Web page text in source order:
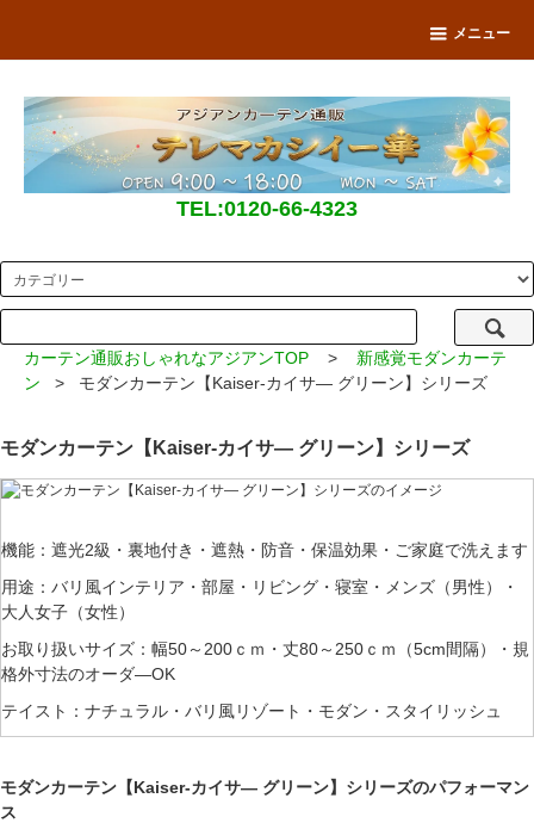
メニュー
TEL:0120-66-4323
カーテン通販おしゃれなアジアンTOP > 新感覚モダンカーテ
ン > モダンカーテン【Kaiser-カイサ― グリーン】シリーズ
モダンカーテン【Kaiser-カイサ― グリーン】シリーズ
機能：遮光2級・裏地付き・遮熱・防音・保温効果・ご家庭で洗えます
用途：バリ風インテリア・部屋・リビング・寝室・メンズ（男性）・
大人女子（女性）
お取り扱いサイズ：幅50～200ｃｍ・丈80～250ｃｍ（5cm間隔）・規
格外寸法のオーダ―OK
テイスト：ナチュラル・バリ風リゾート・モダン・スタイリッシュ
モダンカーテン【Kaiser-カイサ― グリーン】シリーズのパフォーマン
ス